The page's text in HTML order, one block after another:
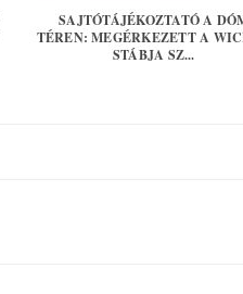
SAJTÓTÁJÉKOZTATÓ A
TÉREN: MEGÉRKEZETT A
STÁBJA SZ...